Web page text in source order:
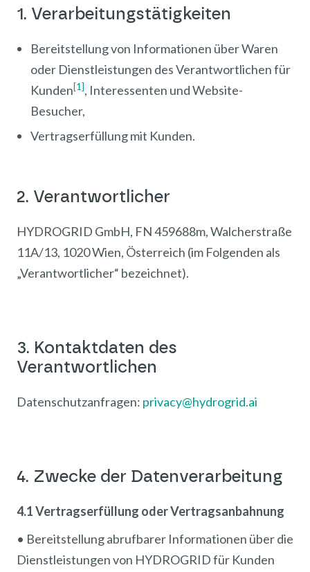
1. Verarbeitungstätigkeiten
Bereitstellung von Informationen über Waren
oder Dienstleistungen des Verantwortlichen für
Kunden[1], Interessenten und Website-
Besucher,
Vertragserfüllung mit Kunden.
2. Verantwortlicher
HYDROGRID GmbH, FN 459688m, Walcherstraße
11A/13, 1020 Wien, Österreich (im Folgenden als
„Verantwortlicher“ bezeichnet).
3. Kontaktdaten des
Verantwortlichen
Datenschutzanfragen: privacy@hydrogrid.ai
4. Zwecke der Datenverarbeitung
4.1 Vertragserfüllung oder Vertragsanbahnung
• Bereitstellung abrufbarer Informationen über die
Dienstleistungen von HYDROGRID für Kunden